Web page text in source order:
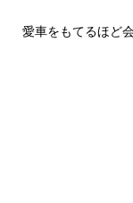
愛車をもてるほど